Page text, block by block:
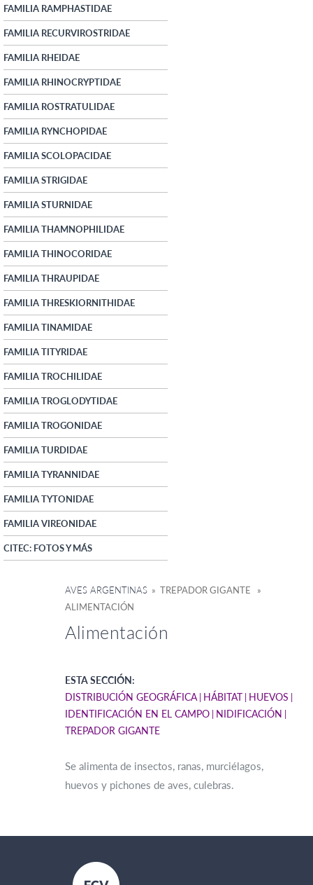
FAMILIA RAMPHASTIDAE
FAMILIA RECURVIROSTRIDAE
FAMILIA RHEIDAE
FAMILIA RHINOCRYPTIDAE
FAMILIA ROSTRATULIDAE
FAMILIA RYNCHOPIDAE
FAMILIA SCOLOPACIDAE
FAMILIA STRIGIDAE
FAMILIA STURNIDAE
FAMILIA THAMNOPHILIDAE
FAMILIA THINOCORIDAE
FAMILIA THRAUPIDAE
FAMILIA THRESKIORNITHIDAE
FAMILIA TINAMIDAE
FAMILIA TITYRIDAE
FAMILIA TROCHILIDAE
FAMILIA TROGLODYTIDAE
FAMILIA TROGONIDAE
FAMILIA TURDIDAE
FAMILIA TYRANNIDAE
FAMILIA TYTONIDAE
FAMILIA VIREONIDAE
CITEC: FOTOS Y MÁS
AVES ARGENTINAS » TREPADOR GIGANTE »
ALIMENTACIÓN
Alimentación
ESTA SECCIÓN:
DISTRIBUCIÓN GEOGRÁFICA HÁBITAT HUEVOS
IDENTIFICACIÓN EN EL CAMPO NIDIFICACIÓN
TREPADOR GIGANTE
Se alimenta de insectos, ranas, murciélagos,
huevos y pichones de aves, culebras.